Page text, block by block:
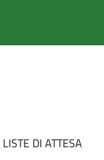
LISTE DI ATTESA